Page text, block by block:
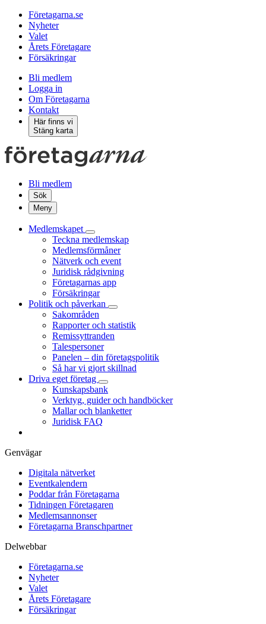
Företagarna.se
Nyheter
Valet
Årets Företagare
Försäkringar
Bli medlem
Logga in
Om Företagarna
Kontakt
Här finns vi
Stäng karta
Bli medlem
Sök
Meny
Medlemskapet
Teckna medlemskap
Medlemsförmåner
Nätverk och event
Juridisk rådgivning
Företagarnas app
Försäkringar
Politik och påverkan
Sakområden
Rapporter och statistik
Remissyttranden
Talespersoner
Panelen – din företagspolitik
Så har vi gjort skillnad
Driva eget företag
Kunskapsbank
Verktyg, guider och handböcker
Mallar och blanketter
Juridisk FAQ
Genvägar
Digitala nätverket
Eventkalendern
Poddar från Företagarna
Tidningen Företagaren
Medlemsannonser
Företagarna Branschpartner
Delwebbar
Företagarna.se
Nyheter
Valet
Årets Företagare
Försäkringar